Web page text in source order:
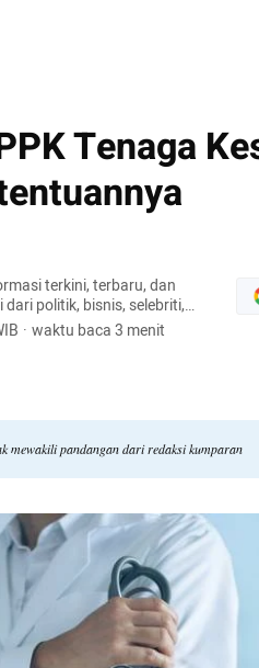
Tenaga
terkini, terbaru, dan
politik, bisnis, selebriti,
banyak lagi.
· waktu baca 3 menit
mewakili pandangan dari redaksi kumparan